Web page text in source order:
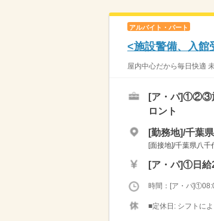
アルバイト・パート
<施設警備、入
屋内中心だから毎日快適
[ア・パ]①②③施
ロント
[勤務地]/千葉
[面接地]/千葉県八千
[ア・パ]①日給
時間：[ア・パ
■定休日: シフトに